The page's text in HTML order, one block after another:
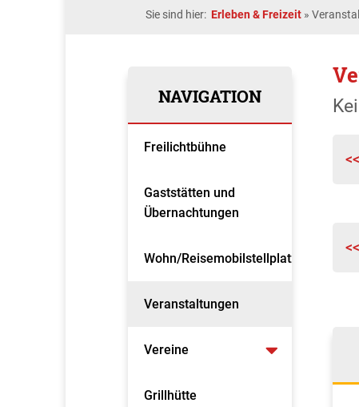
Sie sind hier: Erleben & Freizeit »
NAVIGATION
Freilichtbühne
Gaststätten und
Übernachtungen
Wohn/Reisemobilstellplatz
Veranstaltungen
Vereine
Grillhütte